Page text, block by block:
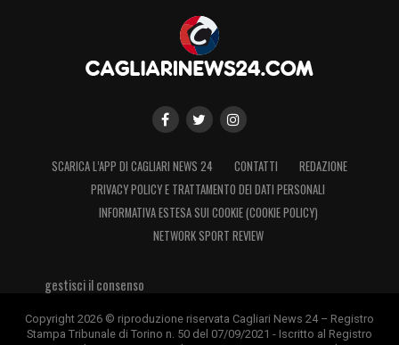
SCARICA L’APP DI CAGLIARI NEWS 24 CONTATTI
REDAZIONE
PRIVACY POLICY E TRATTAMENTO DEI DATI PERSONALI
INFORMATIVA ESTESA SUI COOKIE (COOKIE POLICY)
NETWORK SPORT REVIEW
gestisci il consenso
Copyright 2026 © riproduzione riservata Cagliari News 24 – Registro
Stampa Tribunale di Torino n. 50 del 07/09/2021 - Iscritto al Registro